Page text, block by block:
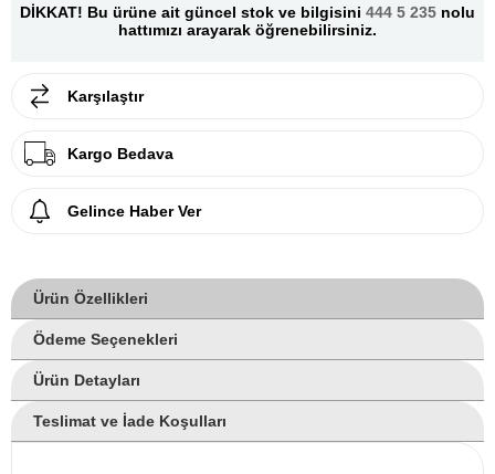
DİKKAT! Bu ürüne ait güncel stok ve bilgisini 444 5 235 nolu
hattımızı arayarak öğrenebilirsiniz.
Karşılaştır
Kargo Bedava
Gelince Haber Ver
Ürün Özellikleri
Ödeme Seçenekleri
Ürün Detayları
Teslimat ve İade Koşulları